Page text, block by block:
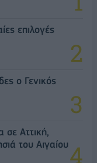
επιλογές
ο Γενικός
σε Αττική,
του Αιγαίου